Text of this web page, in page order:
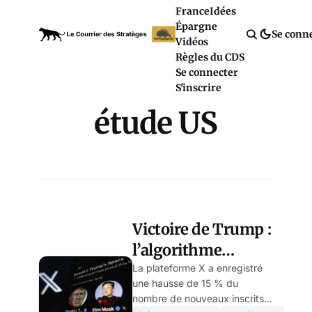
FranceIdées
Épargne
Vidéos
Règles du CDS
Se connecter
S'inscrire
Se
étude US
Victoire de Trump :
l’algorithme
modifié de X
suscite l’inquiétude
La plateforme X a enregistré
une hausse de 15 % du
nombre de nouveaux inscrits